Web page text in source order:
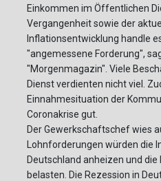
Einkommen im Öffentlichen
Vergangenheit sowie der
Inflationsentwicklung handle
"angemessene Forderung",
"Morgenmagazin". Viele
Dienst verdienten nicht viel.
Einnahmesituation der
Coronakrise gut.
Der Gewerkschaftschef wies
Lohnforderungen würden die
Deutschland anheizen und
belasten. Die Rezession in